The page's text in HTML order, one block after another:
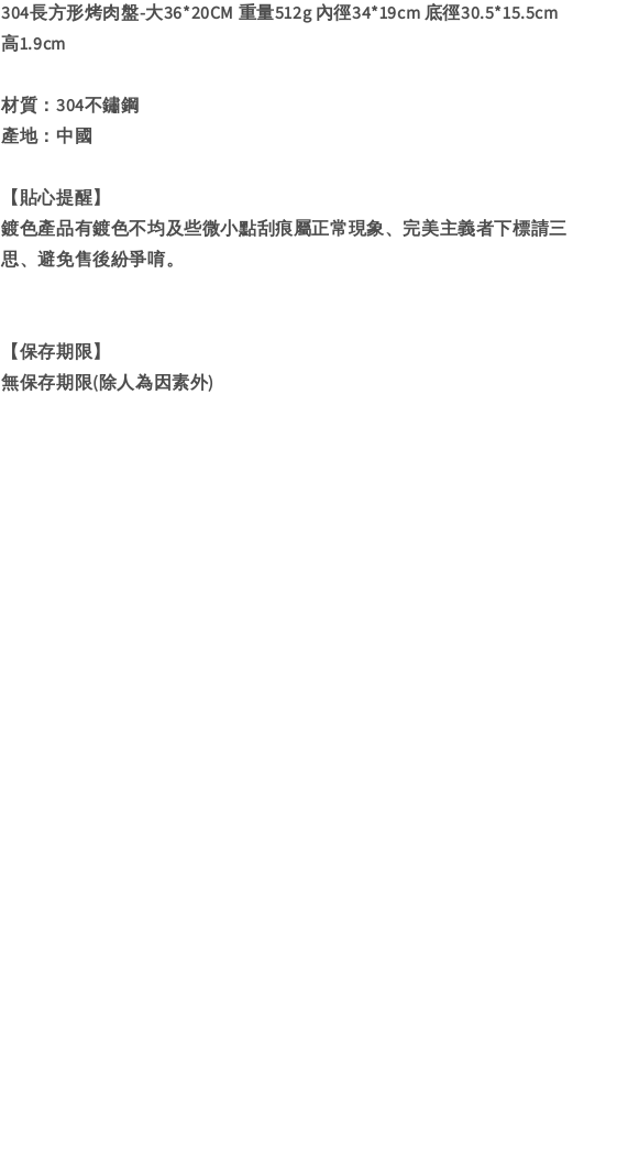
304長方形烤肉盤-大36*20CM 重量512g 內徑34*19cm 底徑30.5*15.5cm
高1.9cm
材質：304不鏽鋼
產地：中國
【貼心提醒】
鍍色產品有鍍色不均及些微小點刮痕屬正常現象、完美主義者下標請三
思、避免售後紛爭唷。
【保存期限】
無保存期限(除人為因素外)